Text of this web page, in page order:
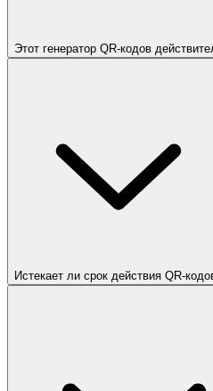
Этот генератор QR-кодов
Истекает ли срок действия QR-